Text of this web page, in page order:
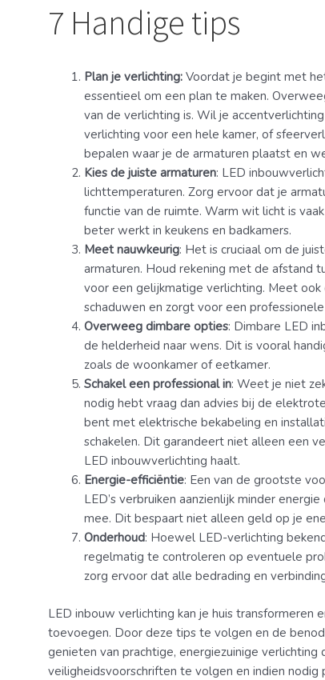
7 Handige tips
Plan je verlichting: Voordat je begint met
essentieel om een plan te maken.
van de verlichting is. Wil je
verlichting voor een hele kamer, of
bepalen waar je de armaturen plaatst en
Kies de juiste armaturen: LED
lichttemperaturen. Zorg ervoor dat je
functie van de ruimte. Warm wit licht is
beter werkt in keukens en badkamers.
Meet nauwkeurig: Het is cruciaal om de
armaturen. Houd rekening met de afstand
voor een gelijkmatige verlichting. Meet
schaduwen en zorgt voor een
Overweeg dimbare opties: Dimbare LED
de helderheid naar wens. Dit is vooral
zoals de woonkamer of eetkamer.
Schakel een professional in: Weet je niet
nodig hebt vraag dan advies bij de
bent met elektrische bekabeling en
schakelen. Dit garandeert niet alleen een
LED inbouwverlichting haalt.
Energie-efficiëntie: Een van de grootste
LED’s verbruiken aanzienlijk minder
mee. Dit bespaart niet alleen geld op je
Onderhoud: Hoewel LED-verlichting
regelmatig te controleren op eventuele
zorg ervoor dat alle bedrading en
LED inbouw verlichting kan je huis transformeren
toevoegen. Door deze tips te volgen en de
genieten van prachtige, energiezuinige
veiligheidsvoorschriften te volgen en indien nodig